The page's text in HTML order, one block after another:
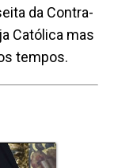
da Contra-
Católica mas
tempos.